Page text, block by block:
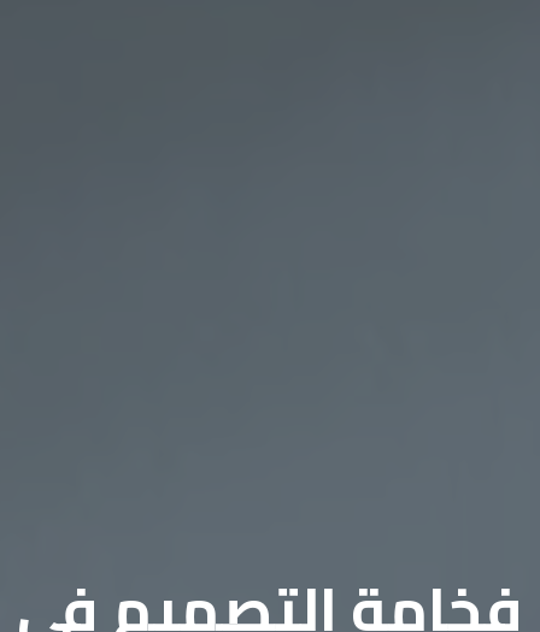
فخامة التصميم في